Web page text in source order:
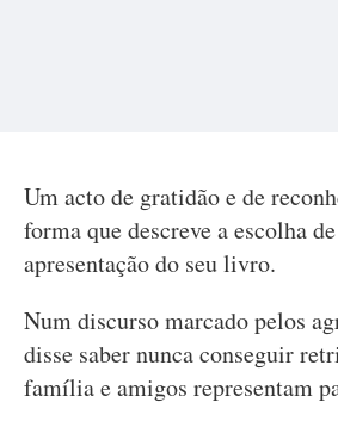
Um acto de gratidão e de
forma que descreve a escolha
apresentação do seu livro.
Num discurso marcado pelos
disse saber nunca conseguir
família e amigos representam